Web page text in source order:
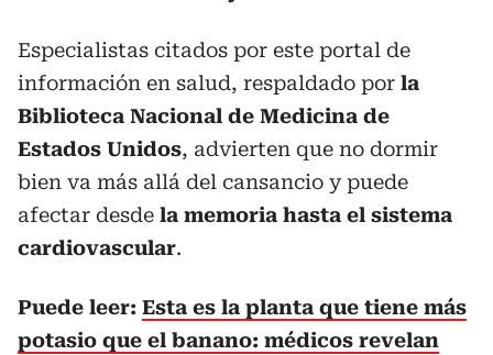
Especialistas citados por este portal de
información en salud, respaldado por la
Biblioteca Nacional de Medicina de
Estados Unidos, advierten que no dormir
bien va más allá del cansancio y puede
afectar desde la memoria hasta el sistema
cardiovascular.
Puede leer: Esta es la planta que tiene más
potasio que el banano: médicos revelan